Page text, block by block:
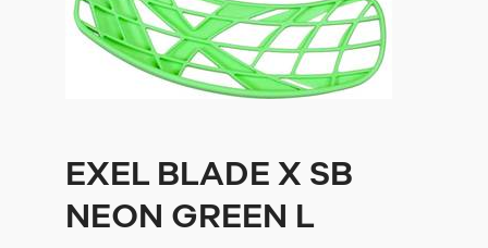
EXEL BLADE X SB
NEON GREEN L